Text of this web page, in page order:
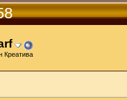
Креатива